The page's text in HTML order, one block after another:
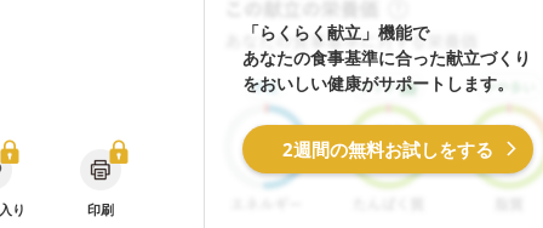
り 印刷
「らくらく献立」機能で
あなたの食事基準に合った献立づくり
をおいしい健康がサポートします。
2週間の無料お試しをする